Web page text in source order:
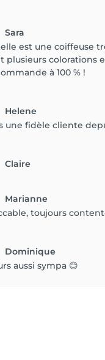
Sara
est une coiffeuse
plusieurs colorations
à 100 % !
Helene
une fidèle cliente
Claire
Marianne
toujours
Dominique
aussi sympa 😊